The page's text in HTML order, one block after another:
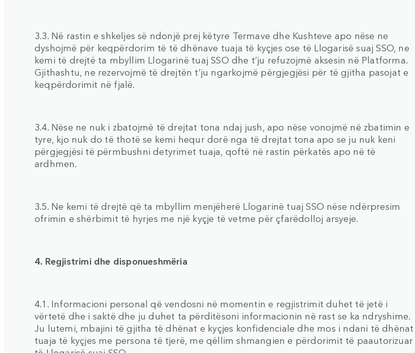
3.3. Në rastin e shkeljes së ndonjë prej këtyre Termave dhe Kushteve apo nëse ne
dyshojmë për keqpërdorim të të dhënave tuaja të kyçjes ose të Llogarisë suaj SSO, ne
kemi të drejtë ta mbyllim Llogarinë tuaj SSO dhe t’ju refuzojmë aksesin në Platforma.
Gjithashtu, ne rezervojmë të drejtën t’ju ngarkojmë përgjegjësi për të gjitha pasojat e
keqpërdorimit në fjalë.
3.4. Nëse ne nuk i zbatojmë të drejtat tona ndaj jush, apo nëse vonojmë në zbatimin e
tyre, kjo nuk do të thotë se kemi hequr dorë nga të drejtat tona apo se ju nuk keni
përgjegjësi të përmbushni detyrimet tuaja, qoftë në rastin përkatës apo në të
ardhmen.
3.5. Ne kemi të drejtë që ta mbyllim menjëherë Llogarinë tuaj SSO nëse ndërpresim
ofrimin e shërbimit të hyrjes me një kyçje të vetme për çfarëdolloj arsyeje.
4. Regjistrimi dhe disponueshmëria
4.1. Informacioni personal që vendosni në momentin e regjistrimit duhet të jetë i
vërtetë dhe i saktë dhe ju duhet ta përditësoni informacionin në rast se ka ndryshime.
Ju lutemi, mbajini të gjitha të dhënat e kyçjes konfidenciale dhe mos i ndani të dhënat
tuaja të kyçjes me persona të tjerë, me qëllim shmangien e përdorimit të paautorizuar